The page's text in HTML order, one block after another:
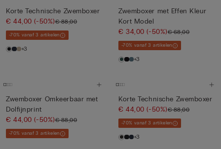
Korte Technische Zwemboxer
€ 44,00(-50%)€ 88,00
-70% vanaf 3 artikelen
+3
Zwemboxer met Effen Kleur
Kort Model
€ 34,00(-50%)€ 68,00
-70% vanaf 3 artikelen
+3
Zwemboxer Omkeerbaar met
Dolfijnprint
€ 44,00(-50%)€ 88,00
-70% vanaf 3 artikelen
Korte Technische Zwemboxer
€ 44,00(-50%)€ 88,00
-70% vanaf 3 artikelen
+3